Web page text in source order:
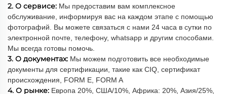
2. О сервисе: Мы предоставим вам комплексное
обслуживание, информируя вас на каждом этапе с помощью
фотографий. Вы можете связаться с нами 24 часа в сутки по
электронной почте, телефону, whatsapp и другим способами.
Мы всегда готовы помочь.
3. О документах: Мы можем подготовить все необходимые
документы для сертификации, такие как CIQ, сертификат
происхождения, FORM E, FORM A
4. О рынке: Европа 20%, США/10%, Африка: 20%, Азия/25%,